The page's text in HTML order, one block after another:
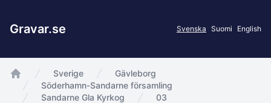
Gravar.se Svenska Suomi English
app.Start
Sverige
Gävleborg
Söderhamn-Sandarne församling
Sandarne Gla Kyrkog
03